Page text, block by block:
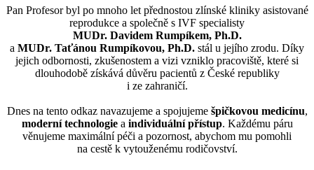
Pan Profesor byl po mnoho let přednostou zlínské kliniky asistované
reprodukce a společně s IVF specialisty
MUDr. Davidem Rumpíkem, Ph.D.
a MUDr. Taťánou Rumpíkovou, Ph.D. stál u jejího zrodu. Díky
jejich odbornosti, zkušenostem a vizi vzniklo pracoviště, které si
dlouhodobě získává důvěru pacientů z České republiky
i ze zahraničí.
Dnes na tento odkaz navazujeme a spojujeme špičkovou medicínu,
moderní technologiea individuální přístup. Každému páru
věnujeme maximální péči a pozornost, abychom mu pomohli
na cestě k vytouženému rodičovství.